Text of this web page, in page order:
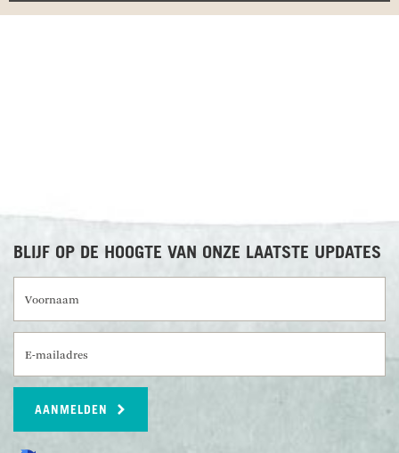
BLIJF OP DE HOOGTE VAN ONZE LAATSTE UPDATES
AANMELDEN